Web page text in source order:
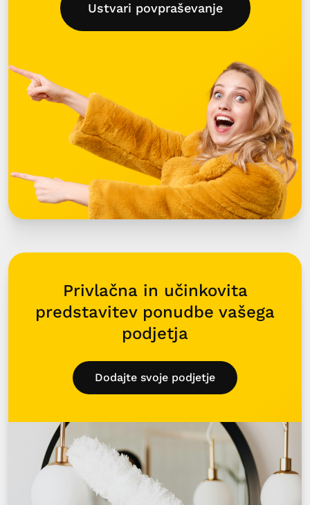
Ustvari povpraševanje
Privlačna in učinkovita
predstavitev ponudbe vašega
podjetja
Dodajte svoje podjetje